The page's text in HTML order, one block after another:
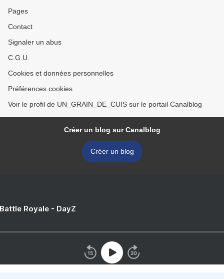
Pages
Contact
Signaler un abus
C.G.U.
Cookies et données personnelles
Préférences cookies
Voir le profil de UN_GRAIN_DE_CUIS sur le portail Canalblog
Créer un blog sur Canalblog
Créer un blog
Royale - DayZ